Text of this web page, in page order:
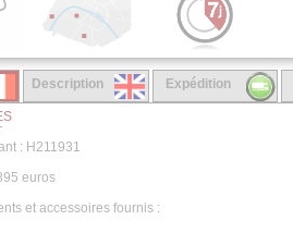
Description Expédition
: H211931
euros
et accessoires fournis :